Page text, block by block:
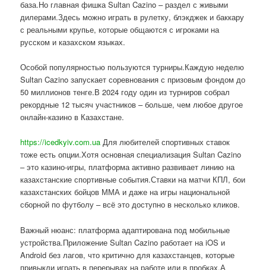
база.Но главная фишка Sultan Cazino – раздел с живыми
дилерами.Здесь можно играть в рулетку, блэкджек и баккару
с реальными крупье, которые общаются с игроками на
русском и казахском языках.
Особой популярностью пользуются турниры.Каждую неделю
Sultan Cazino запускает соревнования с призовым фондом до
50 миллионов тенге.В 2024 году один из турниров собрал
рекордные 12 тысяч участников – больше, чем любое другое
онлайн-казино в Казахстане.
https://icedkyiv.com.ua Для любителей спортивных ставок
тоже есть опции.Хотя основная специализация Sultan Cazino
– это казино-игры, платформа активно развивает линию на
казахстанские спортивные события.Ставки на матчи КПЛ, бои
казахстанских бойцов ММА и даже на игры национальной
сборной по футболу – всё это доступно в несколько кликов.
Важный нюанс: платформа адаптирована под мобильные
устройства.Приложение Sultan Cazino работает на iOS и
Android без лагов, что критично для казахстанцев, которые
привыкли играть в перерывах на работе или в пробках.А